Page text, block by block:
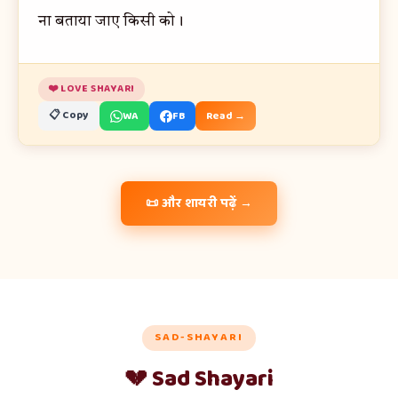
ना बताया जाए किसी को।
❤️ LOVE SHAYARI
📋 Copy WA FB Read →
📜 और शायरी पढ़ें →
SAD-SHAYARI
💔 Sad Shayari